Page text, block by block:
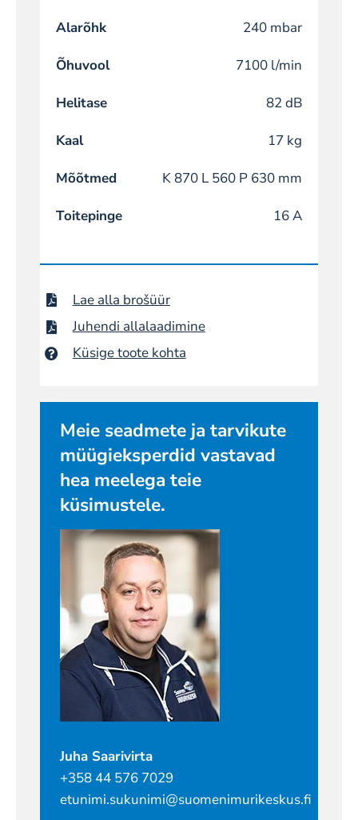
Alarõhk 240 mbar
Õhuvool 7100 l/min
Helitase 82 dB
Kaal 17 kg
Mõõtmed K 870 L 560 P 630 mm
Toitepinge 16 A
Lae alla brošüür
Juhendi allalaadimine
Küsige toote kohta
Meie seadmete ja tarvikute
müügieksperdid vastavad
hea meelega teie
küsimustele.
Juha Saarivirta
+358 44 576 7029
etunimi.sukunimi@suomenimurikeskus.fi